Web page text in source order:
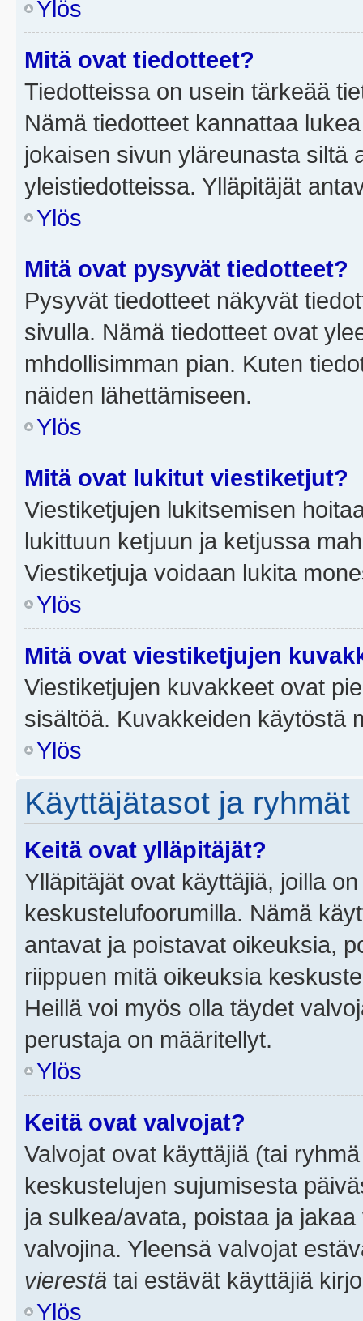
Ylös
Mitä ovat tiedotteet?
Tiedotteissa on usein tärkeää
Nämä tiedotteet kannattaa
jokaisen sivun yläreunasta siltä
yleistiedotteissa. Ylläpitäjät
Ylös
Mitä ovat pysyvät tiedotteet?
Pysyvät tiedotteet näkyvät
sivulla. Nämä tiedotteet ovat
mhdollisimman pian. Kuten
näiden lähettämiseen.
Ylös
Mitä ovat lukitut viestiketjut?
Viestiketjujen lukitsemisen
lukittuun ketjuun ja ketjussa
Viestiketjuja voidaan lukita
Ylös
Mitä ovat viestiketjujen
Viestiketjujen kuvakkeet ovat
sisältöä. Kuvakkeiden käytöstä
Ylös
Käyttäjätasot ja ryhmät
Keitä ovat ylläpitäjät?
Ylläpitäjät ovat käyttäjiä, joilla
keskustelufoorumilla. Nämä
antavat ja poistavat oikeuksia,
riippuen mitä oikeuksia
Heillä voi myös olla täydet
perustaja on määritellyt.
Ylös
Keitä ovat valvojat?
Valvojat ovat käyttäjiä (tai
keskustelujen sujumisesta
ja sulkea/avata, poistaa ja
valvojina. Yleensä valvojat
vierestä tai estävät käyttäjiä
Ylös